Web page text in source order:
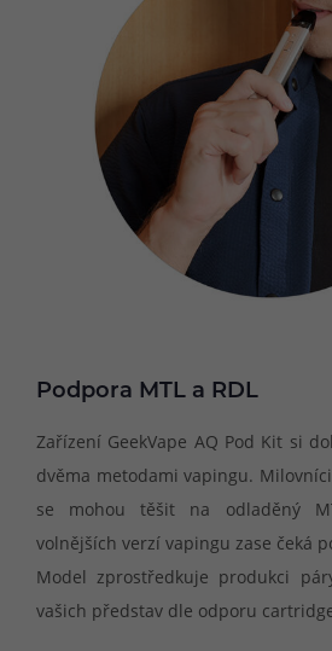
Podpora MTL a RDL
Zařízení GeekVape AQ Pod Kit si
dvěma metodami vapingu.
se mohou těšit na odladěný
volnějších verzí vapingu zase čeká
Model zprostředkuje produkci
vašich představ dle odporu